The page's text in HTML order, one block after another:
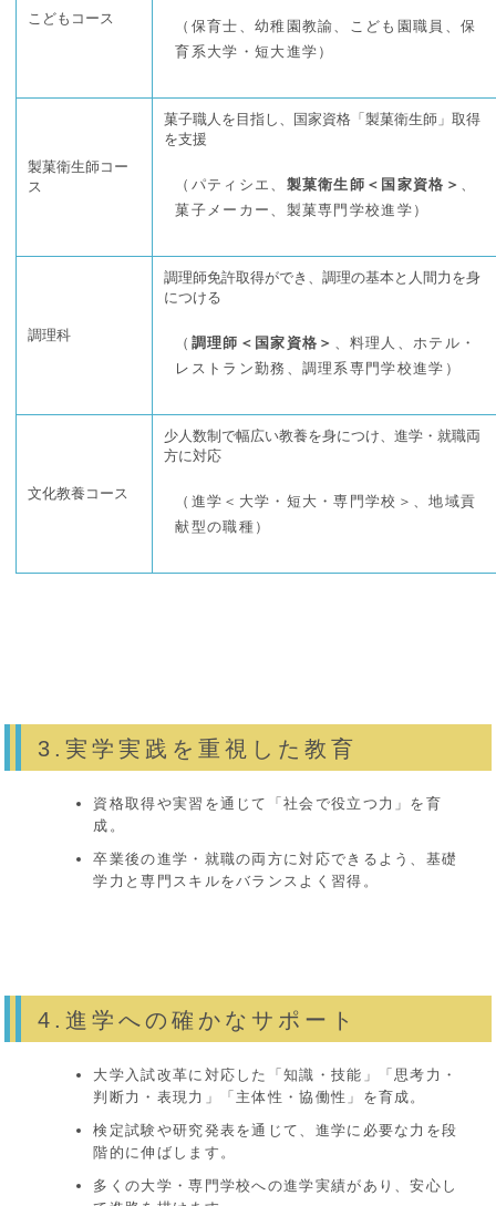
こどもコース
（保育士、幼稚園教諭、こども園職員、保
育系大学・短大進学）
製菓衛生師コー
ス
菓子職人を目指し、国家資格「製菓衛生師」取得
を支援
（パティシエ、 製菓衛生師＜国家資格＞ 、
菓子メーカー、製菓専門学校進学）
調理科
調理師免許取得ができ、調理の基本と人間力を身
につける
（ 調理師＜国家資格＞ 、料理人、ホテル・
レストラン勤務、調理系専門学校進学）
文化教養コース
少人数制で幅広い教養を身につけ、進学・就職両
方に対応
（進学＜大学・短大・専門学校＞、地域貢
献型の職種）
3.実学実践を重視した教育
資格取得や実習を通じて「社会で役立つ力」を育
成。
卒業後の進学・就職の両方に対応できるよう、基礎
学力と専門スキルをバランスよく習得。
4.進学への確かなサポート
大学入試改革に対応した「知識・技能」「思考力・
判断力・表現力」「主体性・協働性」を育成。
検定試験や研究発表を通じて、進学に必要な力を段
階的に伸ばします。
多くの大学・専門学校への進学実績があり、安心し